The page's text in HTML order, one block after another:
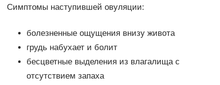
Симптомы наступившей овуляции:
болезненные ощущения внизу живота
грудь набухает и болит
бесцветные выделения из влагалища с
отсутствием запаха